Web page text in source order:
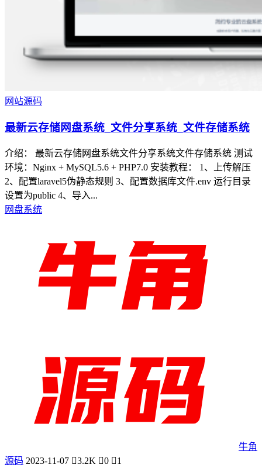
网站源码
最新云存储网盘系统_文件分享系统_文件存储系统
介绍： 最新云存储网盘系统文件分享系统文件存储系统 测试
环境：Nginx + MySQL5.6 + PHP7.0 安装教程： 1、上传解压
2、配置laravel5伪静态规则 3、配置数据库文件.env 运行目录
设置为public 4、导入...
网盘系统
牛角
源码 2023-11-07 3.2K 0 1